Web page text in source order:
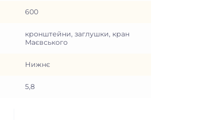
600
кронштейни, заглушки, кран
Маєвського
Нижнє
5,8